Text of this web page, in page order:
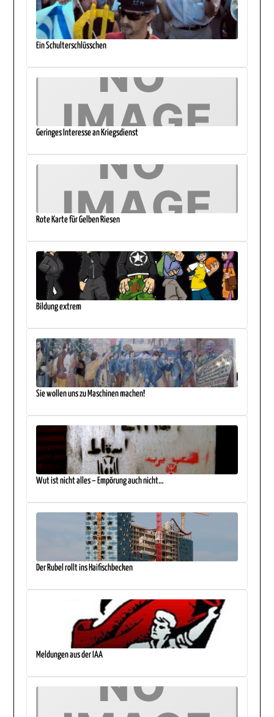
Ein Schulterschlüsschen
Geringes Interesse an Kriegsdienst
Rote Karte für Gelben Riesen
Bildung extrem
Sie wollen uns zu Maschinen machen!
Wut ist nicht alles – Empörung auch nicht…
Der Rubel rollt ins Haifischbecken
Meldungen aus der IAA